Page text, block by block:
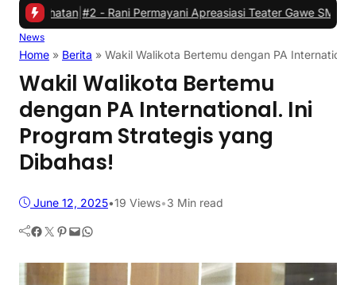
#2 -Rani Permayani Apreasiasi Teater Gawe SMKN 3
News
Home » Berita » Wakil Walikota Bertemu dengan PA
Wakil Walikota Bertemu
dengan PA International. Ini
Program Strategis yang
Dibahas!
June 12, 2025•19 Views•3 Min read
Facebook Twitter Pinterest Mail WhatsApp